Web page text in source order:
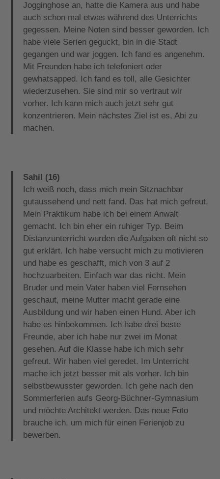
Jogginghose an, hatte die Kamera aus und habe
auch schon mal etwas während des Unterrichts
gegessen. Meine Noten sind besser geworden. Ich
habe viele Serien geguckt, bin in die Stadt
gegangen und war joggen. Ich fand es angenehm.
Mit Freunden habe ich telefoniert oder
gewhatsapped. Ich fand es toll, alle Gesichter
wiederzusehen. Sie sind mir so vertraut wir
vorher. Ich kann mich auch jetzt sehr gut
konzentrieren. Mein nächstes Ziel ist es, Abi zu
machen.
Sahil (16)
Ich weiß noch, dass mich mein Sitznachbar
gutaussehend und nett fand. Das hat mich gefreut.
Mein Praktikum habe ich bei einem Anwalt
gemacht. Ich bin eher ein ruhiger Typ. Beim
Distanzunterricht wurden die Aufgaben oft nicht so
gut erklärt. Ich habe versucht mich zu motivieren
und habe es geschafft, mich von 3 auf 2
hochzuarbeiten. Einfach war das nicht. Mein
Bruder und mein Vater haben viel Fernsehen
geschaut, meine Mutter macht gerade eine
Ausbildung und wir haben einen Hund. Aber ich
habe es hinbekommen. Ich habe drei beste
Freunde, aber ich habe nur zwei im Monat
gesehen. Auf die Klasse habe ich mich sehr
gefreut. Wir haben viel geredet. Im Unterricht
mache ich jetzt besser mit als vorher. Ich bin
selbstbewusster geworden. Ich gehe nach den
Sommerferien aufs Georg-Büchner-Gymnasium
und möchte Architekt werden. Das neue Foto
brauche ich, um mich für einen Ferienjob zu
bewerben.